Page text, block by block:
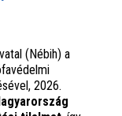
(Nébih) a
2026.